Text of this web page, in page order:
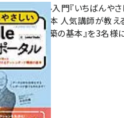
無料BIツール入門『いちばんや
ポータルの教本 人気講師が教え
シュボード構築の基本』を3名様
7月31日 10:00